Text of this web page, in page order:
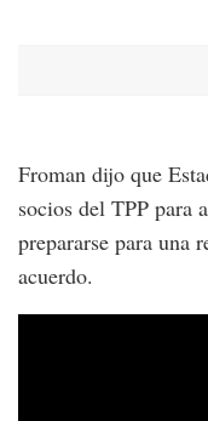
Froman dijo que
socios del TPP para
prepararse para una
acuerdo.